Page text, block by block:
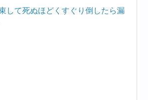
して死ぬほどくすぐり倒したら漏